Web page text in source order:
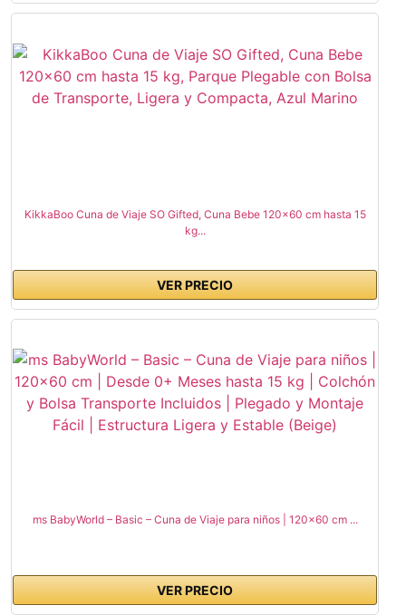
KikkaBoo Cuna de Viaje SO Gifted, Cuna Bebe 120x60 cm hasta 15
kg...
VER PRECIO
ms BabyWorld – Basic – Cuna de Viaje para niños | 120x60 cm ...
VER PRECIO